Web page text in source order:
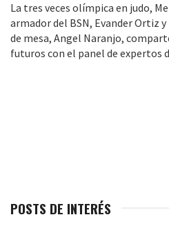
La tres veces olímpica en judo,
armador del BSN, Evander Ortiz
de mesa, Angel Naranjo,
futuros con el panel de expertos
POSTS DE INTERÉS